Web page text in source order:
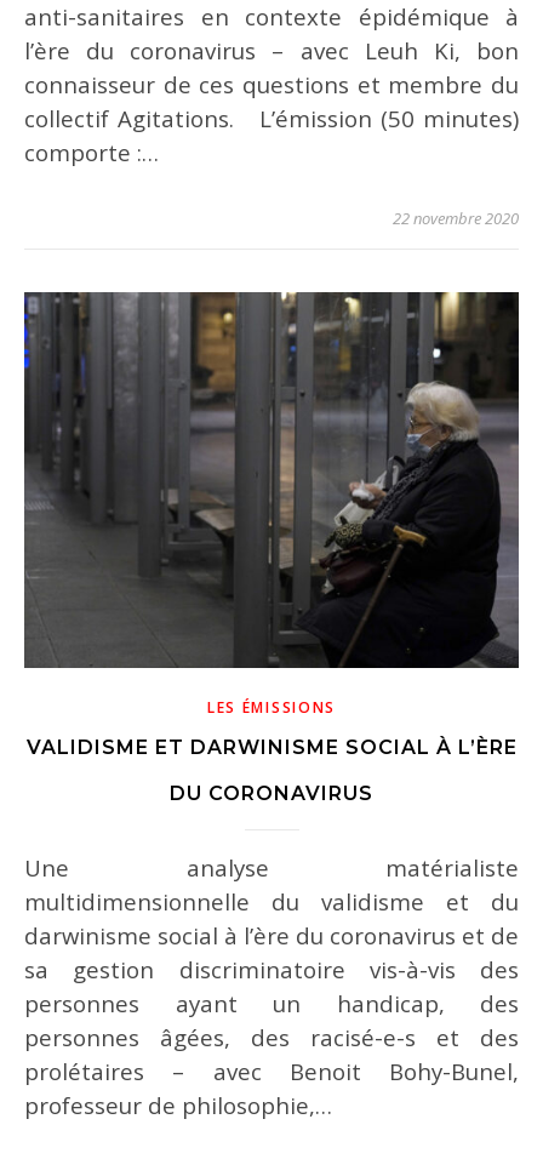
anti-sanitaires en contexte épidémique à
l’ère du coronavirus – avec Leuh Ki, bon
connaisseur de ces questions et membre du
collectif Agitations. L’émission (50 minutes)
comporte :…
22 novembre 2020
LES ÉMISSIONS
VALIDISME ET DARWINISME SOCIAL À L’ÈRE
DU CORONAVIRUS
Une analyse matérialiste
multidimensionnelle du validisme et du
darwinisme social à l’ère du coronavirus et de
sa gestion discriminatoire vis-à-vis des
personnes ayant un handicap, des
personnes âgées, des racisé-e-s et des
prolétaires – avec Benoit Bohy-Bunel,
professeur de philosophie,…